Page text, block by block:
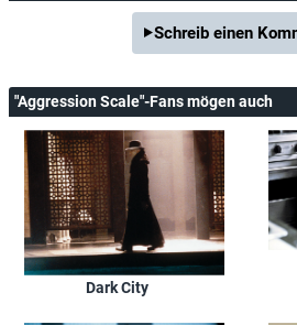
Schreib einen
"Aggression Scale"-Fans mögen auch
Dark City